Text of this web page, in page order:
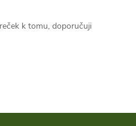
k tomu, doporučuji